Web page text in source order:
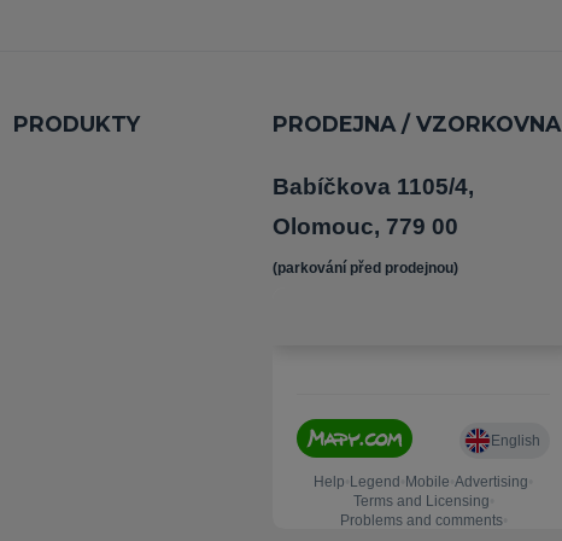
PRODUKTY PRODEJNA / VZORKOVNA
Babíčkova 1105/4,
Olomouc, 779 00
(parkování před prodejnou)